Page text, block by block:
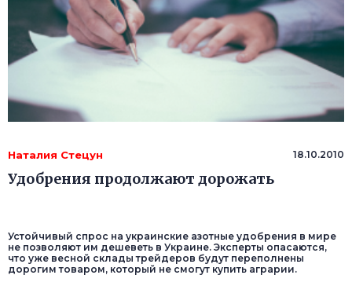
Наталия Стецун 18.10.2010
Удобрения продолжают дорожать
Устойчивый спрос на украинские азотные удобрения в мире
не позволяют им дешеветь в Украине. Эксперты опасаются,
что уже весной склады трейдеров будут переполнены
дорогим товаром, который не смогут купить аграрии.